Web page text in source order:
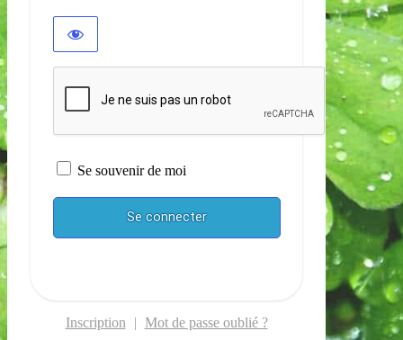
Se souvenir de moi
Inscription | Mot de passe oublié ?